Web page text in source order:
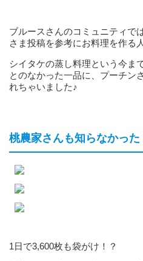
ブルースさんのコミュニティで
さま投稿を参考にお料理を作る
シイタケの蒸し料理という今ま
とのなかった一品に、プーチン
れちゃいました♪
桃農家さんも知らなかっ
1日で3,600枚も袋がけ！？